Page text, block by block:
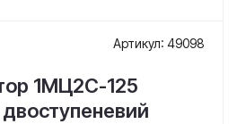
Артикул: 49098
1МЦ2С-125